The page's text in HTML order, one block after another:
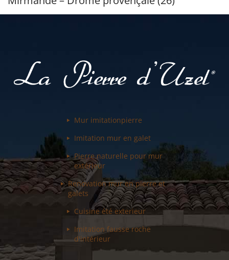
Mur imitationpierre
Imitation mur en galet
Pierre naturelle pourmur
extérieur
Renovation muren pierre et
galets
Cuisine été exterieur
Imitation fausseroche
d'intérieur